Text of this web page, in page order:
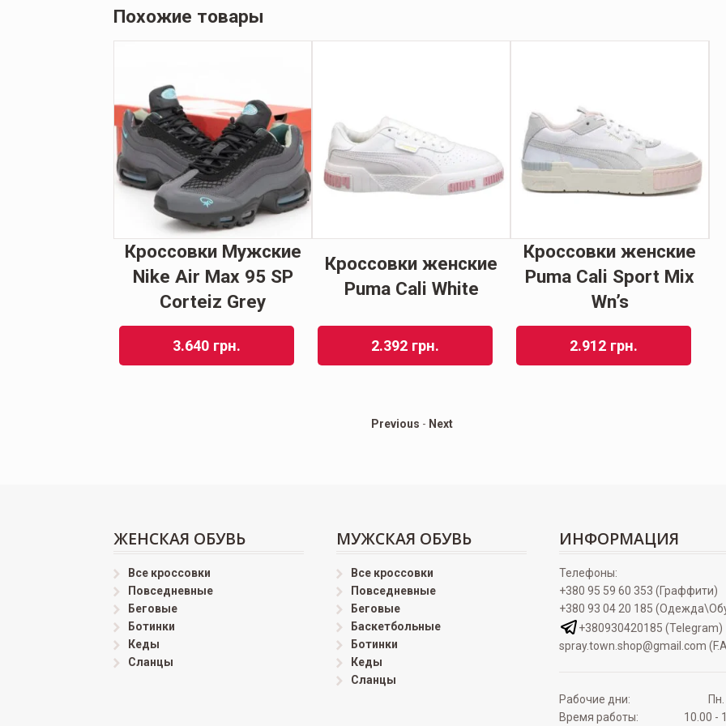
Похожие товары
Кроссовки Мужские
Nike Air Max 95 SP
Corteiz Grey
3.640 грн.
Кроссовки женские
Puma Cali White
2.392 грн.
Кроссовки женские
Puma Cali Sport Mix
Wn’s
2.912 грн.
Previous - Next
ЖЕНСКАЯ ОБУВЬ
Все кроссовки
Повседневные
Беговые
Ботинки
Кеды
Сланцы
МУЖСКАЯ ОБУВЬ
Все кроссовки
Повседневные
Беговые
Баскетбольные
Ботинки
Кеды
Сланцы
ИНФОРМАЦИЯ
Телефоны:
+380 95 59 60 353 (Граффити)
+380 93 04 20 185
+380930420185 (Telegram)
spray.town.shop@gmail.com
Рабочие дни:
Время работы:
10.00 -